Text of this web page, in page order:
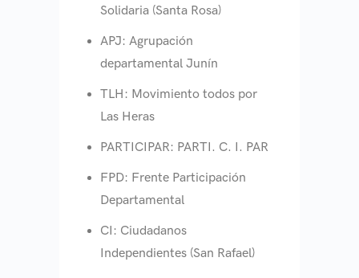
Solidaria (Santa Rosa)
APJ: Agrupación
departamental Junín
TLH: Movimiento todos por
Las Heras
PARTICIPAR: PARTI. C. I. PAR
FPD: Frente Participación
Departamental
CI: Ciudadanos
Independientes (San Rafael)